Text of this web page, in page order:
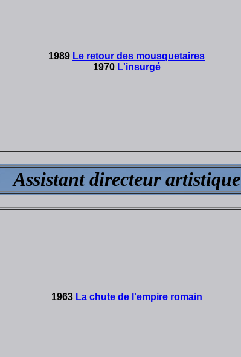
1989 Le retour des mousquetaires
1970 L'insurgé
Assistant directeur artistique
1963 La chute de l'empire romain